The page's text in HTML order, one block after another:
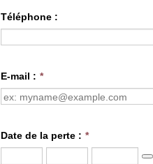
Téléphone :
E-mail : *
Date de la perte : *